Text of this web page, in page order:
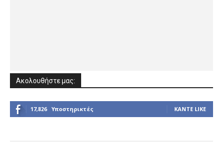
Ακολουθήστε μας:
17,826 Υποστηρικτές ΚΆΝΤΕ LIKE